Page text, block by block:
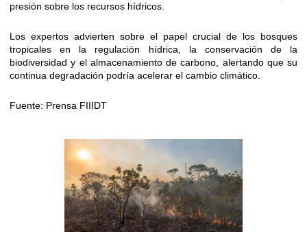
presión sobre los recursos hídricos.
Los expertos advierten sobre el papel crucial de los bosques
tropicales en la regulación hídrica, la conservación de la
biodiversidad y el almacenamiento de carbono, alertando que su
continua degradación podría acelerar el cambio climático.
Fuente: Prensa FIIIDT